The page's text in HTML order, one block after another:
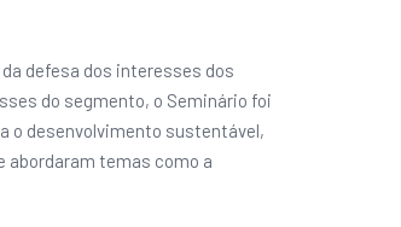
defesa dos interesses dos
do segmento, o Seminário foi
o desenvolvimento sustentável,
abordaram temas como a